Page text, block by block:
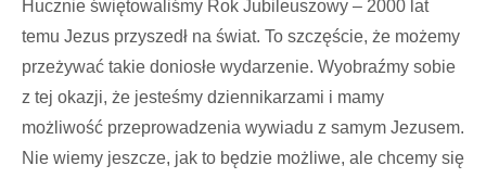
Hucznie świętowaliśmy Rok Jubileuszowy – 2000 lat
temu Jezus przyszedł na świat. To szczęście, że możemy
przeżywać takie doniosłe wydarzenie. Wyobraźmy sobie
z tej okazji, że jesteśmy dziennikarzami i mamy
możliwość przeprowadzenia wywiadu z samym Jezusem.
Nie wiemy jeszcze, jak to będzie możliwe, ale chcemy się